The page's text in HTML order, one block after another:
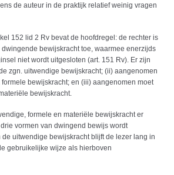
de auteur in de praktijk relatief weinig vragen
152 lid 2 Rv bevat de hoofdregel: de rechter is
bewijskracht toe, waarmee enerzijds
niet wordt uitgesloten (art. 151 Rv). Er zijn
zgn. uitwendige bewijskracht; (ii) aangenomen
bewijskracht; en (iii) aangenomen moet
bewijskracht.
formele en materiële bewijskracht er
vormen van dwingend bewijs wordt
uitwendige bewijskracht blijft de lezer lang in
gebruikelijke wijze als hierboven